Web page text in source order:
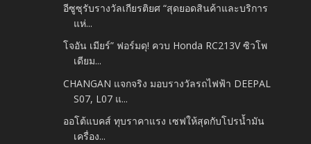
อีซูซุรับรางวัลเกียรติยศ “สุดยอดสินค้าและบริการ
แห่...
โจอัน เมียร์” ฟอร์มดุ! ควบ Honda RC213V ซิวโพ
เดียม...
CHANGAN แจกจริง มอบรางวัลรถไฟฟ้า DEEPAL
S07, L07 แ...
ออโต้แบคส์ ทุบราคาแรง เซฟให้สุดกับโปรน้ำมัน
เครื่อง...